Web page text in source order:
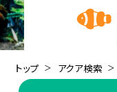
トップ アクア検索